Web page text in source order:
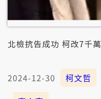
北檢抗告成功 柯改7千
2024-12-30 柯文哲